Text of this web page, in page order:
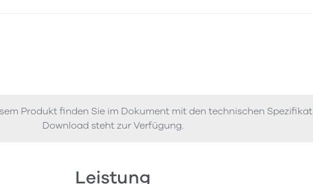
Produkt finden Sie im Dokument mit den technischen
Download steht zur Verfügung.
Leistung